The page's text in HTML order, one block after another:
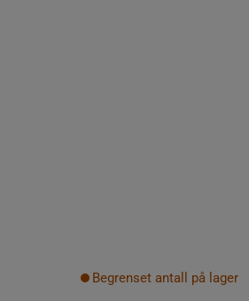
Begrenset antall på lager